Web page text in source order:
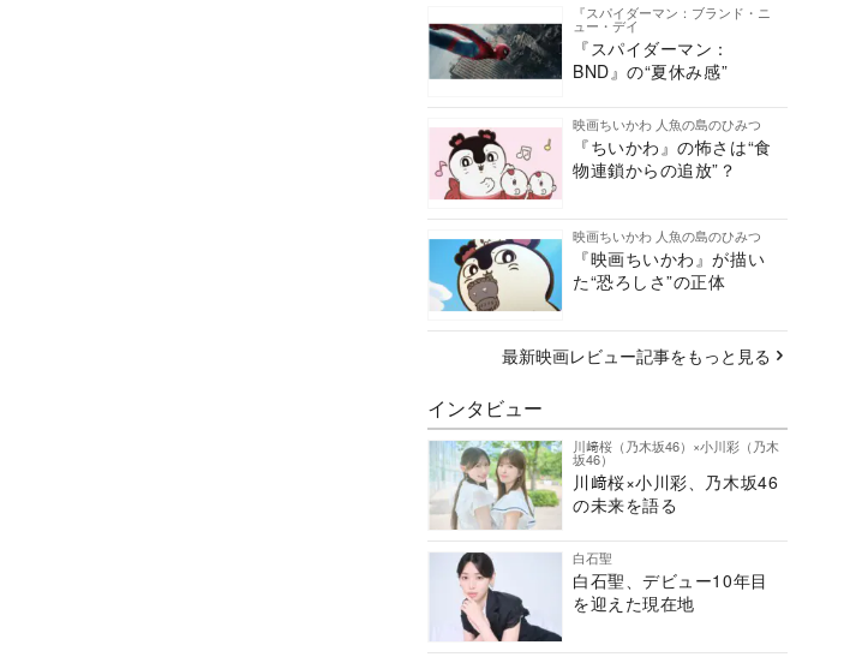
『スパイダーマン：ブランド・ニ
ュー・デイ
『スパイダーマン：
BND』の“夏休み感”
映画ちいかわ 人魚の島のひみつ
『ちいかわ』の怖さは“食
物連鎖からの追放”？
映画ちいかわ 人魚の島のひみつ
『映画ちいかわ』が描い
た“恐ろしさ”の正体
最新映画レビュー記事をもっと見る
インタビュー
川﨑桜（乃木坂46）×小川彩（乃木
坂46）
川﨑桜×小川彩、乃木坂46
の未来を語る
白石聖
白石聖、デビュー10年目
を迎えた現在地